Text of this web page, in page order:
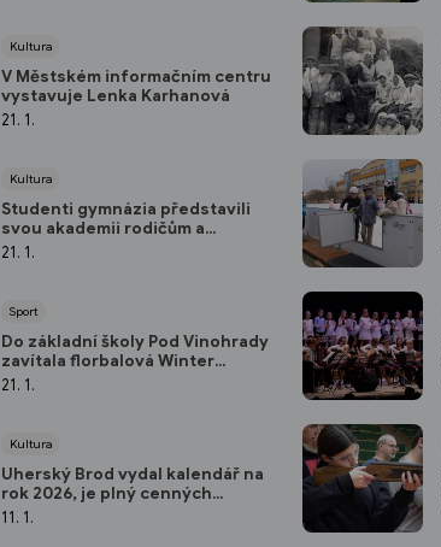
Kultura
V Městském informačním centru
vystavuje Lenka Karhanová
21. 1.
Kultura
Studenti gymnázia představili
svou akademii rodičům a
veřejnosti
21. 1.
Sport
Do základní školy Pod Vinohrady
zavítala florbalová Winter
Classic
21. 1.
Kultura
Uherský Brod vydal kalendář na
rok 2026, je plný cenných
informací
11. 1.